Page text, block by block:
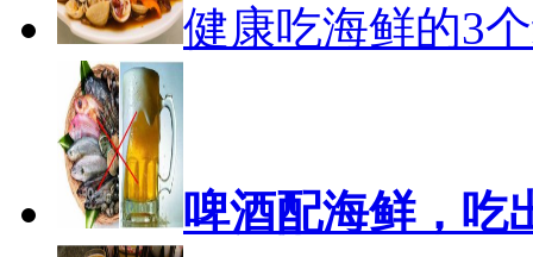
健康吃海鲜的3
啤酒配海鲜，吃